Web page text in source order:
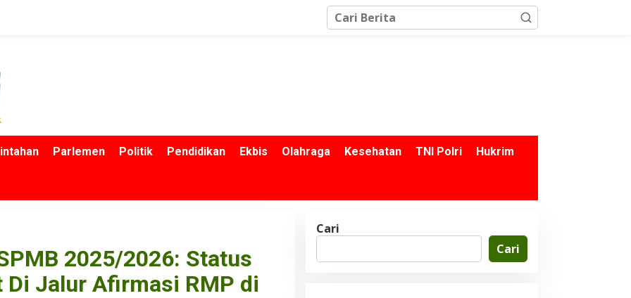
Parlemen Politik Pendidikan Ekbis Olahraga Kesehatan TNI Polri Hukrim
2025/2026: Status
Di Jalur Afirmasi RMP di
Cari
Cari